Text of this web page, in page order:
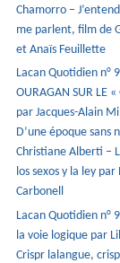
Chamorro –
me parlent, film de
et Anaïs Feuillette
Lacan Quotidien n°
OURAGAN SUR LE «
par Jacques-Alain
D’une époque sans
Christiane Alberti –
los sexos y la ley par
Carbonell
Lacan Quotidien n°
la voie logique par
Crispr lalangue,